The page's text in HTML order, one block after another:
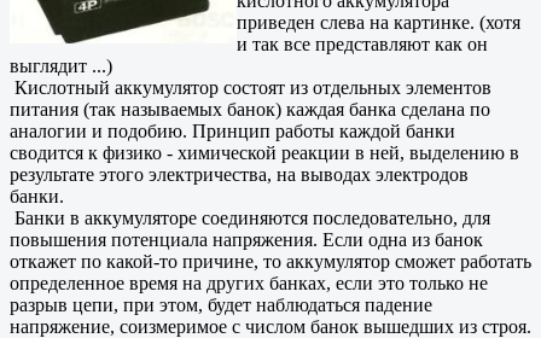
приведен слева на картинке. (хотя
и так все представляют как он
выглядит ...)
Кислотный аккумулятор состоят из отдельных элементов
питания (так называемых банок) каждая банка сделана по
аналогии и подобию. Принцип работы каждой банки
сводится к физико - химической реакции в ней, выделению в
результате этого электричества, на выводах электродов
банки.
Банки в аккумуляторе соединяются последовательно, для
повышения потенциала напряжения. Если одна из банок
откажет по какой-то причине, то аккумулятор сможет работать
определенное время на других банках, если это только не
разрыв цепи, при этом, будет наблюдаться падение
напряжение, соизмеримое с числом банок вышедших из строя.